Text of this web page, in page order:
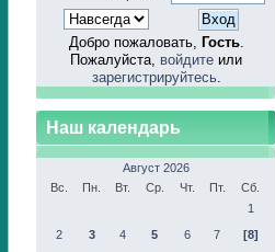
Добро пожаловать, Гость.
Пожалуйста, войдите или
зарегистрируйтесь.
Наш календарь
Август 2026
Вс.
Пн. Вт. Ср. Чт. Пт.
Сб.
1
2
3 4 5 6 7
[8]